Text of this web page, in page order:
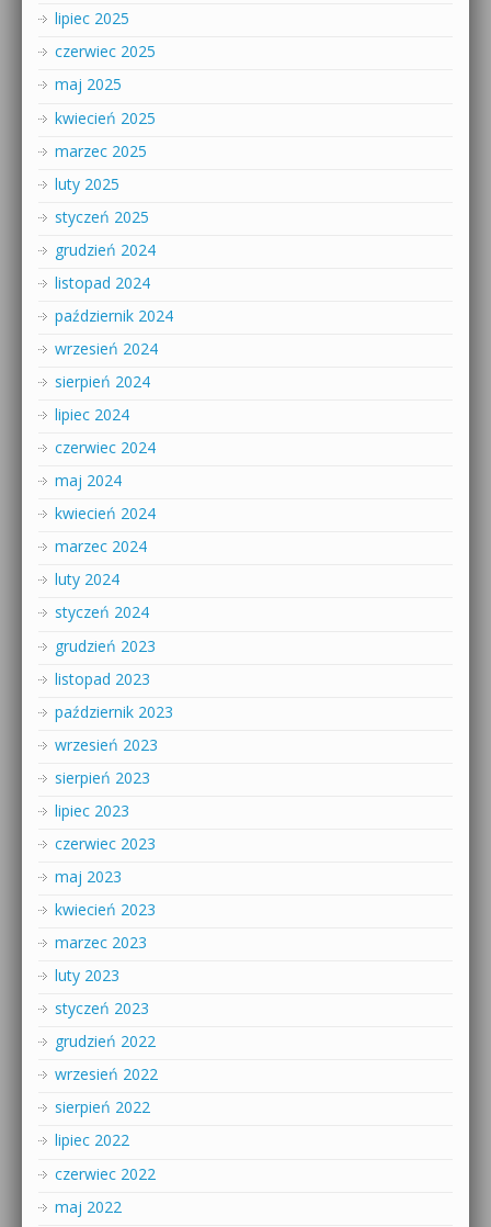
lipiec 2025
czerwiec 2025
maj 2025
kwiecień 2025
marzec 2025
luty 2025
styczeń 2025
grudzień 2024
listopad 2024
październik 2024
wrzesień 2024
sierpień 2024
lipiec 2024
czerwiec 2024
maj 2024
kwiecień 2024
marzec 2024
luty 2024
styczeń 2024
grudzień 2023
listopad 2023
październik 2023
wrzesień 2023
sierpień 2023
lipiec 2023
czerwiec 2023
maj 2023
kwiecień 2023
marzec 2023
luty 2023
styczeń 2023
grudzień 2022
wrzesień 2022
sierpień 2022
lipiec 2022
czerwiec 2022
maj 2022